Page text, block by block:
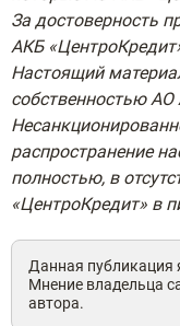
За достоверность
АКБ
Настоящий
собственностью
распространение
полностью, в
«ЦентроКредит» в
Данная публикация
Мнение владельца
автора.